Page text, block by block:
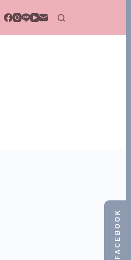
FACEBOOK